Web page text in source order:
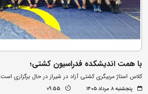
با همت اندیشکده فدراسیون کشتی؛
کلاس استاژ مربیگری کشتی آزاد در شیراز در حال برگزاری است
پنجشنبه ۸ مرداد ۱۴۰۵ 09:55